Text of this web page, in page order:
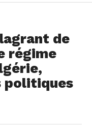
de
régime
politiques